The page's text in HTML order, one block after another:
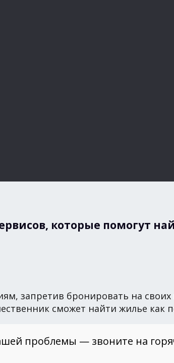
которые помогут
запретив бронировать на
сможет найти жилье как
проблемы — звоните на